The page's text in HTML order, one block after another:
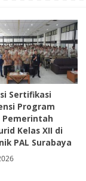
Sertifikasi
Program
Pemerintah
Kelas XII di
PAL Surabaya